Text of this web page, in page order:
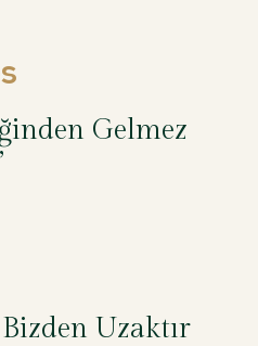
Gelmez
Uzaktır